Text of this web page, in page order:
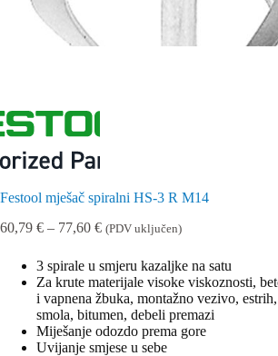
Festool mješač spiralni HS-3 R M14
60,79 € – 77,60 €Raspon
60,79 €
do
77,60 €
(PDV uključen)
3 spirale u smjeru kazaljke na satu
Za krute materijale visoke viskoznosti,
i vapnena žbuka, montažno vezivo,
smola, bitumen, debeli premazi
Miješanje odozdo prema gore
Uvijanje smjese u sebe